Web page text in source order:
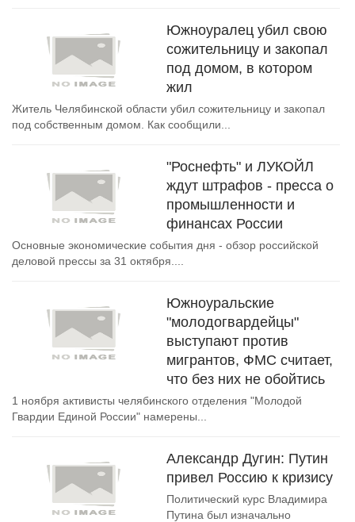
Южноуралец убил свою
сожительницу и закопал
под домом, в котором
жил
Житель Челябинской области убил сожительницу и закопал
под собственным домом. Как сообщили...
"Роснефть" и ЛУКОЙЛ
ждут штрафов - пресса о
промышленности и
финансах России
Основные экономические события дня - обзор российской
деловой прессы за 31 октября....
Южноуральские
"молодогвардейцы"
выступают против
мигрантов, ФМС считает,
что без них не обойтись
1 ноября активисты челябинского отделения "Молодой
Гвардии Единой России" намерены...
Александр Дугин: Путин
привел Россию к кризису
Политический курс Владимира
Путина был изначально